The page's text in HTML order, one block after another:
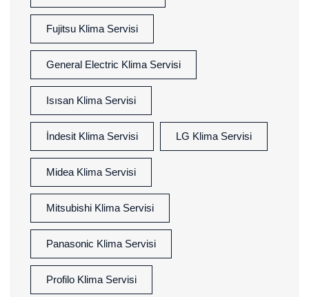
Fujitsu Klima Servisi
General Electric Klima Servisi
Isısan Klima Servisi
İndesit Klima Servisi LG Klima Servisi
Midea Klima Servisi
Mitsubishi Klima Servisi
Panasonic Klima Servisi
Profilo Klima Servisi